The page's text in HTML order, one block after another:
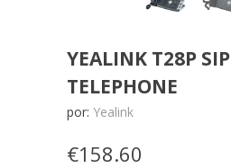
YEALINK T28P SIP
TELEPHONE
por: Yealink
€158.60